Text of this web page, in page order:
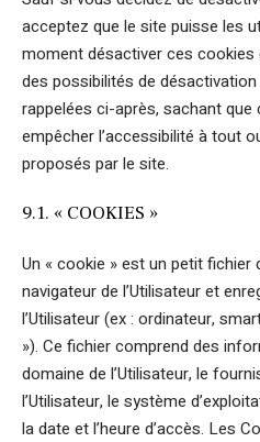
acceptez que le site puisse les
moment désactiver ces
des possibilités de
rappelées ci-après, sachant que
empêcher l’accessibilité à tout
proposés par le site.
9.1. « COOKIES »
Un « cookie » est un petit fichier
navigateur de l’Utilisateur et
l’Utilisateur (ex : ordinateur,
»). Ce fichier comprend des
domaine de l’Utilisateur, le
l’Utilisateur, le système
la date et l’heure d’accès. Les